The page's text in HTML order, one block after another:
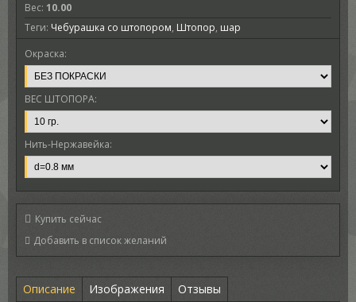
Вес: 10.00
Теги: Чебурашка со штопором, Штопор, шар
Окраска:
ВЕС ШТОПОРА:
Нить-Нержавейка:
Купить сейчас
Описание Изображения Отзывы